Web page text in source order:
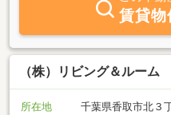
賃貸物
（株）リビング＆ルーム
所在地
千葉県香取市北３